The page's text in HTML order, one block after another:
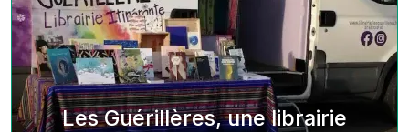
Les Guérillères, une librairie